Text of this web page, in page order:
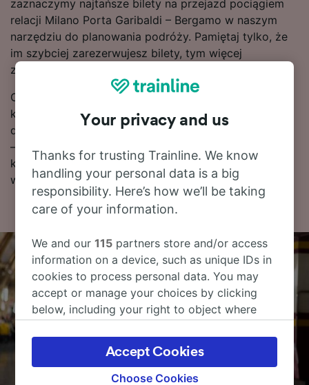
zaznaczymy najtańsze bilety na przejazd pociągiem
relacji Milano Porta Garibaldi – Bergamo w naszym
narzędziu do planowania podróży. Pamiętaj tylko, że
im szybciej zarezerwujesz bilety, tym więcej
zaoszczędzisz!
Chcesz już teraz zarezerwować swoje bilety
kolejowe? Poszukaj ich w naszym serwisie. Czytaj
dalej, aby znaleźć więcej informacji na temat podróży
– rozkłady jazdy pociągów (w tym pierwsze i ostatnie
kursy), często zadawane pytania i porady dotyczące
wyszukiwania tanich biletów kolejowych.
Your privacy and us
Thanks for trusting Trainline. We know
handling your personal data is a big
responsibility. Here’s how we’ll be taking
care of your information.
We and our115 partners store and/or access
information on a device, such as unique IDs in
cookies to process personal data. You may
accept or manage your choices by clicking
below, including your right to object where
the privacy policy page. These choices will be
signaled to our partners and will not affect
browsing data. Your data will not be used for
Choose Cookies
Accept Cookies